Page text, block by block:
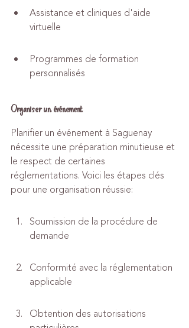
Assistance et cliniques d'aide
virtuelle
Programmes de formation
personnalisés
Organiser un événement
Planifier un événement à Saguenay
nécessite une préparation minutieuse et
le respect de certaines
réglementations. Voici les étapes clés
pour une organisation réussie:
Soumission de la procédure de
demande
Conformité avec la réglementation
applicable
Obtention des autorisations